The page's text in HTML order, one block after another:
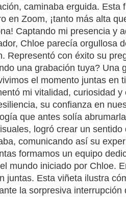
caminaba erguida. Esta
en Zoom, ¡tanto más alta
Captando mi presencia y
Chloe parecía orgullosa
Representó con éxito su
una grabación tuya? Una
el momento juntas en
mi vitalidad, curiosidad y
su confianza en
que antes solía
logró crear un sentido
comunicando así su
formamos un equipo
mundo iniciado por Chloe.
juntas. Esta viñeta ilustra
la sorpresiva interrupción